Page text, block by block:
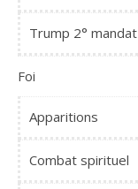
Trump 2° mandat
Foi
Apparitions
Combat spirituel